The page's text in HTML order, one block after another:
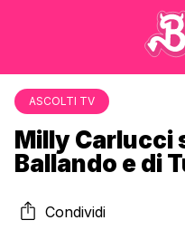
ASCOLTI TV
Milly Carlucci
Ballando e di
Condividi